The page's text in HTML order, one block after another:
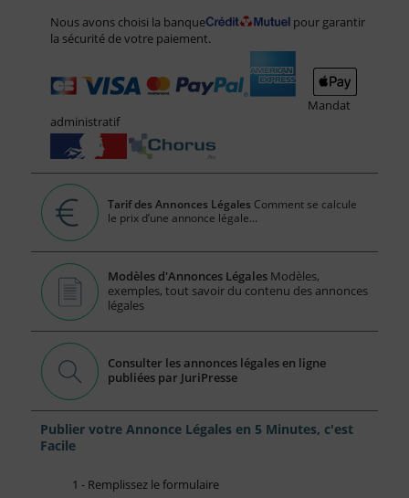
Nous avons choisi la banque
pour garantir
la sécurité de votre paiement.
Mandat
administratif
Tarif des Annonces Légales Comment se calcule
le prix d’une annonce légale...
Modèles d'Annonces Légales Modèles,
exemples, tout savoir du contenu des annonces
légales
Consulter les annonces légales en ligne
publiées par JuriPresse
Publier votre Annonce Légales en 5 Minutes, c'est
Facile
1 - Remplissez le formulaire